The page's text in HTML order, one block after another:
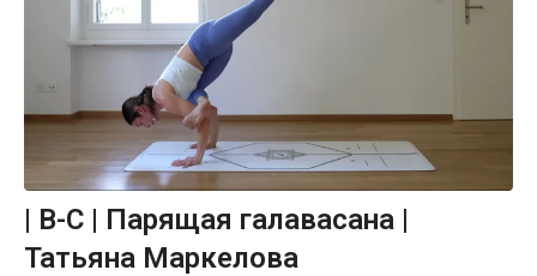
| B-C | Парящая галавасана |
Татьяна Маркелова